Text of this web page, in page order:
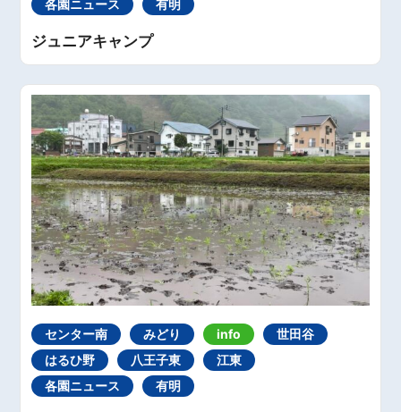
各園ニュース
有明
ジュニアキャンプ
センター南 みどり info
世田谷
はるひ野
八王子東
江東
各園ニュース
有明